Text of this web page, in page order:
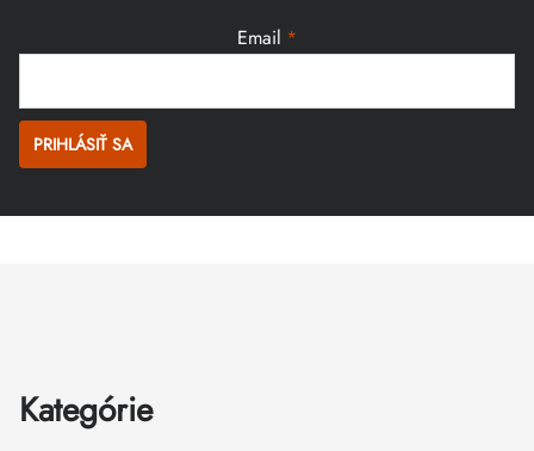
Email
PRIHLÁSIŤ SA
Kategórie